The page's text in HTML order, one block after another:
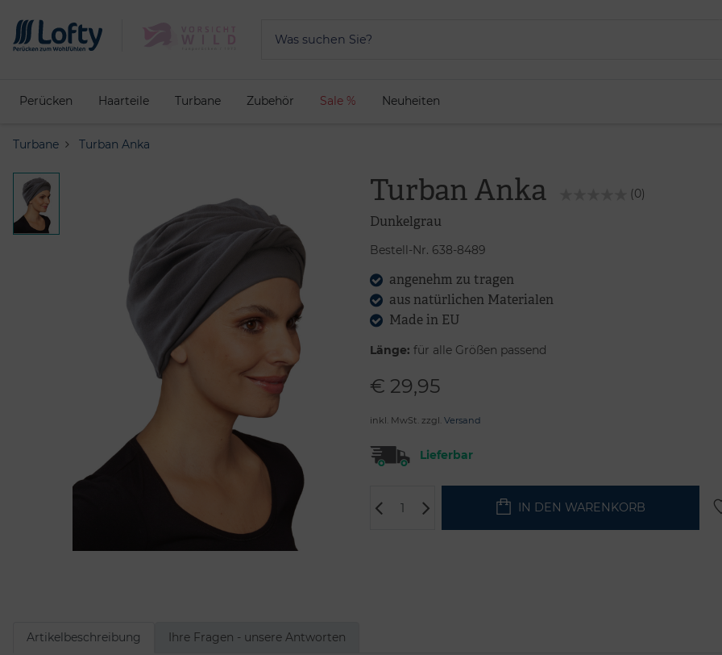
Perücken Haarteile Turbane Zubehör Sale % Neuheiten
Turbane Turban Anka
Turban Anka (0)
Dunkelgrau
Bestell-Nr. 638-8489
angenehm zu tragen
aus natürlichen Materialen
Made in EU
Länge: für alle Größen passend
€ 29,95
inkl. MwSt. zzgl. Versand
Lieferbar
IN DEN WARENKORB
Artikelbeschreibung Ihre Fragen - unsere Antworten